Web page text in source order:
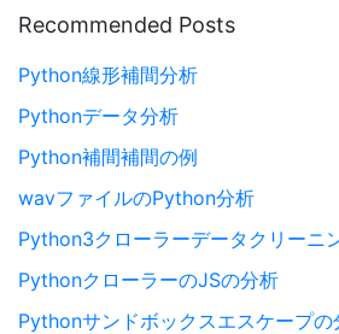
Recommended Posts
Python線形補間分析
Pythonデータ分析
Python補間補間の例
wavファイルのPython分析
Python3クローラーデータクリーニ
PythonクローラーのJSの分析
Pythonサンドボックスエスケープの